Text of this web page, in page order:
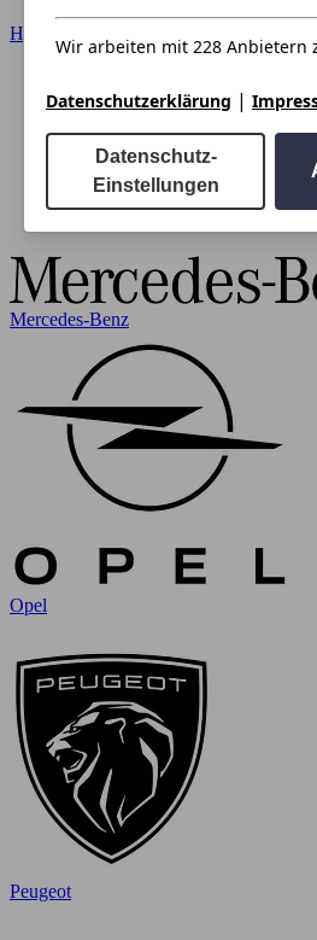
Hyundai
Mercedes-Benz
Opel
Peugeot
Wir arbeiten mit 228 Anbietern
Datenschutzerklärung |
Datenschutz-
Einstellungen